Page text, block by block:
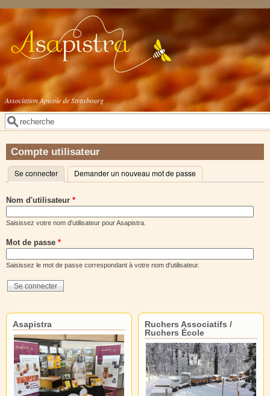
Aller au contenu principal
Association Apicole de Strasbourg
Formulaire de recherche
Rechercher
Compte utilisateur
Onglets principaux
Se connecter (onglet actif)
Demander un nouveau mot de passe
Nom d'utilisateur *
Saisissez votre nom d'utilisateur pour Asapistra.
Mot de passe *
Saisissez le mot de passe correspondant à votre nom d'utilisateur.
Asapistra
Ruchers Associatifs /
Ruchers École